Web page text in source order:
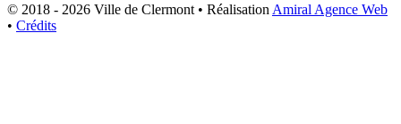
© 2018 - 2026 Ville de Clermont • Réalisation Amiral Agence Web
• Crédits